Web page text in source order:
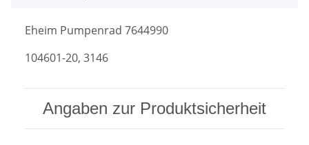
Eheim Pumpenrad 7644990
104601-20, 3146
Angaben zur Produktsicherheit